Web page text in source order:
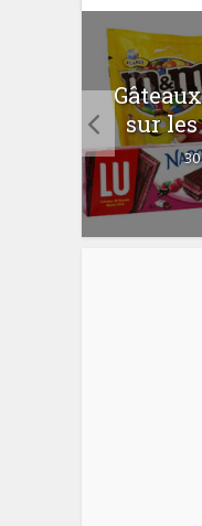
sur